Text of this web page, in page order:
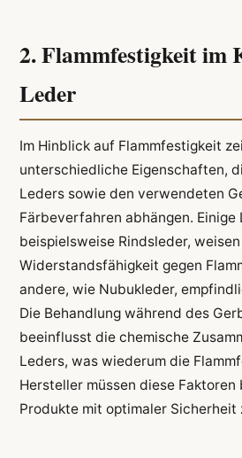
2. Flammfestigkeit im
Leder
Im Hinblick auf Flammfestigkeit
unterschiedliche Eigenschaften,
Leders sowie den verwendeten
Färbeverfahren abhängen.
beispielsweise Rindsleder,
Widerstandsfähigkeit gegen
andere, wie Nubukleder,
Die Behandlung während des
beeinflusst die chemische
Leders, was wiederum die
Hersteller müssen diese
Produkte mit optimaler Sicherheit